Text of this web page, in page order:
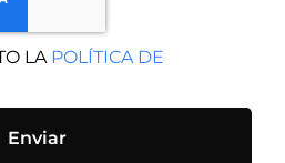
LA POLÍTICA DE
Enviar